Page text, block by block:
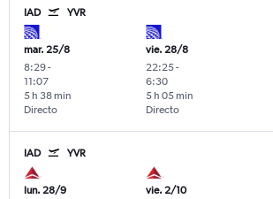
IAD YVR
mar. 25/8
8:29-
11:07
Directo
5 h 38 min
vie. 28/8
22:25-
6:30
Directo
5 h 05 min
IAD YVR
lun. 28/9
vie. 2/10